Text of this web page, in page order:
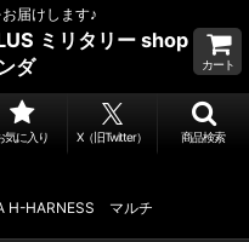
届けします♪
ミリタリー shop
ダ
カート
気に入り X（旧Twitter） 商品検索
H-HARNESS マルチ